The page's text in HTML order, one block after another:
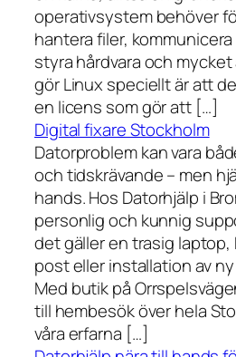
operativsystem behöver
hantera filer,
styra hårdvara och
gör Linux speciellt är att
en licens som gör att […]
Digital fixare Stockholm
Datorproblem kan vara
och tidskrävande – men
hands. Hos Datorhjälp i
personlig och kunnig
det gäller en trasig
post eller installation av
Med butik på
till hembesök över hela
våra erfarna […]